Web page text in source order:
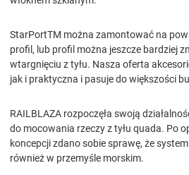
StarPortTM można zamontować na
profil, lub profil można jeszcze bardziej
wtargnięciu z tyłu. Nasza oferta
jak i praktyczna i pasuje do większości
RAILBLAZA rozpoczęła swoją
do mocowania rzeczy z tyłu quada. Po
koncepcji zdano sobie sprawę, że
również w przemyśle morskim.